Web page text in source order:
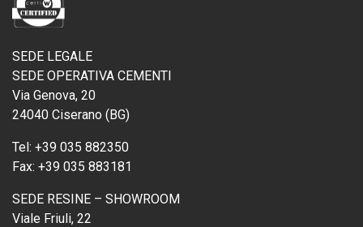
SEDE LEGALE
SEDE OPERATIVA CEMENTI
Via Genova, 20
24040 Ciserano (BG)
Tel: +39 035 882350
Fax: +39 035 883181
SEDE RESINE – SHOWROOM
Viale Friuli, 22